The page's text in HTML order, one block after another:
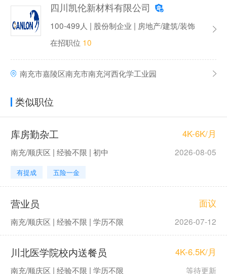
四川凯伦新材料有限公司
100-499人 | 股份制企业 | 房地产/建筑/装饰
在招职位 10
南充市嘉陵区南充市南充河西化学工业园
类似职位
库房勤杂工 4K-6K/月
南充/顺庆区 | 经验不限 | 初中 2026-08-05
有提成 五险一金
营业员 面议
南充/顺庆区 | 经验不限 | 学历不限 2026-07-12
川北医学院校内送餐员 4K-6.5K/月
南充/顺庆区 | 经验不限 | 学历不限 等待更新